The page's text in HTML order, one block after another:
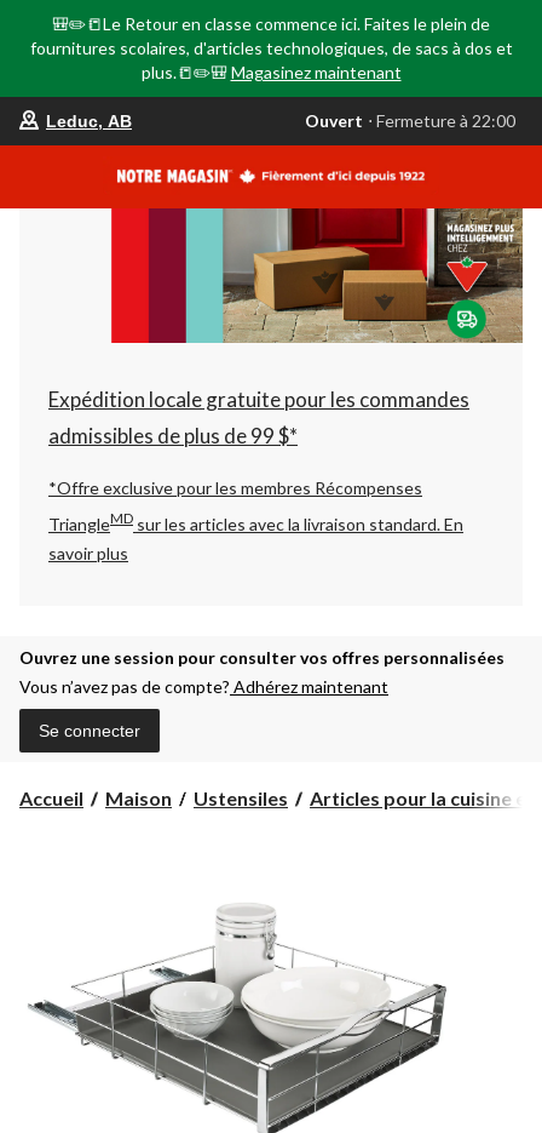
🎒✏️📒Le Retour en classe commence ici. Faites le plein de
fournitures scolaires, d'articles technologiques, de sacs à dos et
plus.📒✏️🎒 Magasinez maintenant
votre
est
AB,
Ouvert,
Fermeture
à
22:00
changer
Leduc, AB Ouvert ⋅ Fermeture à 22:00
Expédition locale gratuite pour les commandes
admissibles de plus de 99 $*
*Offre exclusive pour les membres Récompenses
TriangleMD sur les articles avec la livraison standard.En
savoir plus
Ouvrez une session pour consulter vos offres personnalisées
Vous n’avez pas de compte? Adhérez maintenant
Se connecter
Accueil Maison Ustensiles Articles pour la cuisine et